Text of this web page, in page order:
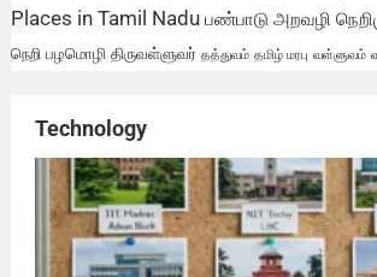
Places in Tamil Nadu பண்பாடு அறவழி
நெறி பழமொழி திருவள்ளுவர் தத்துவம் தமிழ் மரபு வள்ளுவம்
Technology